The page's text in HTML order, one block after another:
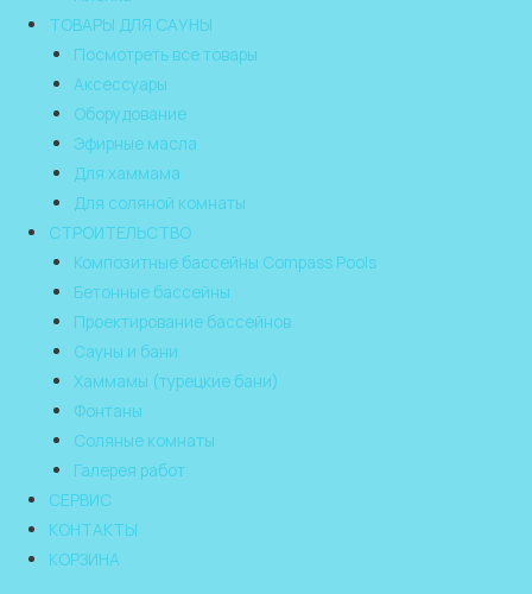
ТОВАРЫ ДЛЯ САУНЫ
Посмотреть все товары
Аксессуары
Оборудование
Эфирные масла
Для хаммама
Для соляной комнаты
СТРОИТЕЛЬСТВО
Композитные бассейны Compass Pools
Бетонные бассейны
Проектирование бассейнов
Сауны и бани
Хаммамы (турецкие бани)
Фонтаны
Соляные комнаты
Галерея работ
СЕРВИС
КОНТАКТЫ
КОРЗИНА